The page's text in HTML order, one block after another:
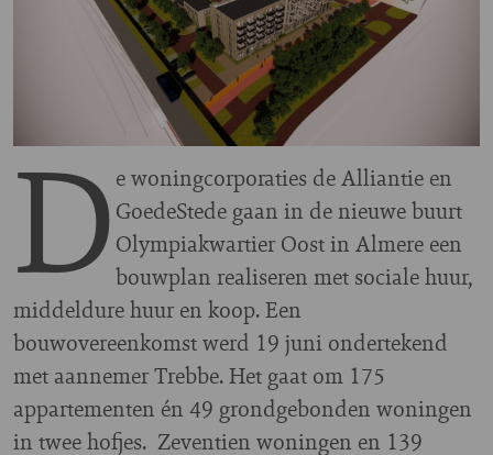
D e woningcorporaties de Alliantie en
GoedeStede gaan in de nieuwe buurt
Olympiakwartier Oost in Almere een
bouwplan realiseren met sociale huur,
middeldure huur en koop. Een
bouwovereenkomst werd 19 juni ondertekend
met aannemer Trebbe. Het gaat om 175
appartementen én 49 grondgebonden woningen
in twee hofjes. Zeventien woningen en 139